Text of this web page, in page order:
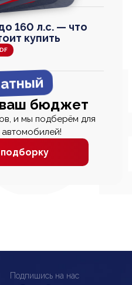
160 л.с. — что
купить
бюджет
и мы подберём для
автомобилей!
Подпишись на нас